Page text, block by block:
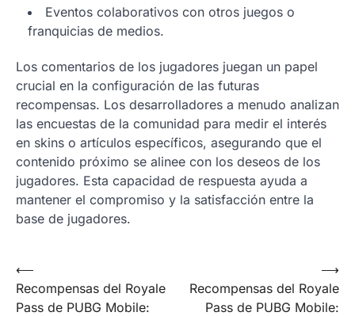
Eventos colaborativos con otros juegos o
franquicias de medios.
Los comentarios de los jugadores juegan un papel
crucial en la configuración de las futuras
recompensas. Los desarrolladores a menudo analizan
las encuestas de la comunidad para medir el interés
en skins o artículos específicos, asegurando que el
contenido próximo se alinee con los deseos de los
jugadores. Esta capacidad de respuesta ayuda a
mantener el compromiso y la satisfacción entre la
base de jugadores.
Post
navigation
⟵
Recompensas del Royale
Pass de PUBG Mobile:
Recompensas del Royale
Pass de PUBG Mobile:
⟶